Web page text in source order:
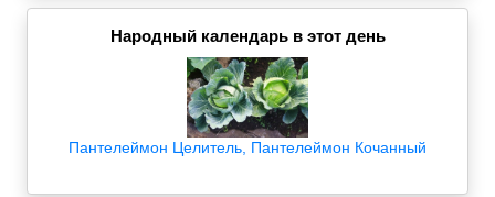
Народный календарь в этот день
Пантелеймон Целитель, Пантелеймон Кочанный